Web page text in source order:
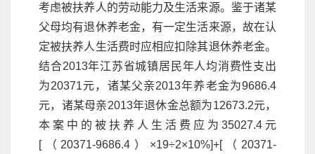
考虑被扶养人的劳动能力及生活来源。鉴于诸某
父母均有退休养老金，有一定生活来源，故在认
定被扶养人生活费时应相应扣除其退休养老金。
结合2013年江苏省城镇居民年人均消费性支出
为20371元，诸某父亲2013年养老金为9686.4
元，诸某母亲2013年退休金总额为12673.2元，
本案中的被扶养人生活费应为35027.4元
[（20371-9686.4）×19÷2×10%]+[（20371-